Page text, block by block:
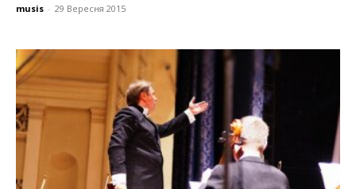
musis - 29 Вересня 2015